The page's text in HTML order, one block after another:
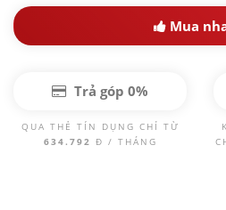
Mua
Trả góp 0%
QUA THẺ TÍN DỤNG CHỈ TỪ
634.792 Đ / THÁNG